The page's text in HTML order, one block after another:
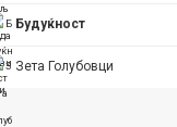
Будуќност
Зета Голубовци